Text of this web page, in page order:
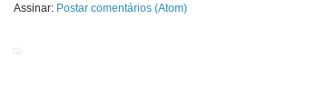
Assinar: Postar comentários (Atom)